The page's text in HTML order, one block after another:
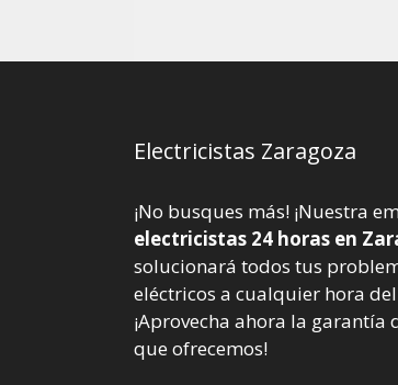
Electricistas Zaragoza
¡No busques más! ¡Nuestra
electricistas 24 horas en
solucionará todos tus
eléctricos a cualquier hora
¡Aprovecha ahora la garantía
que ofrecemos!